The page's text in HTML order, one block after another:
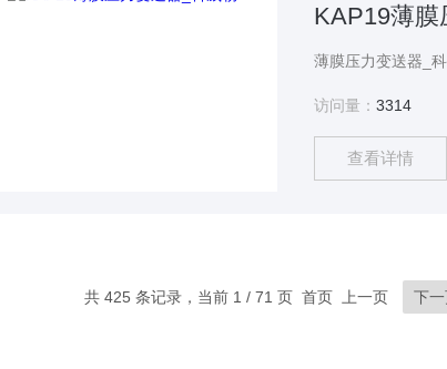
KAP19薄膜
访问量：3314
查看详情
共 425 条记录，当前 1 / 71 页 首页 上一页 下